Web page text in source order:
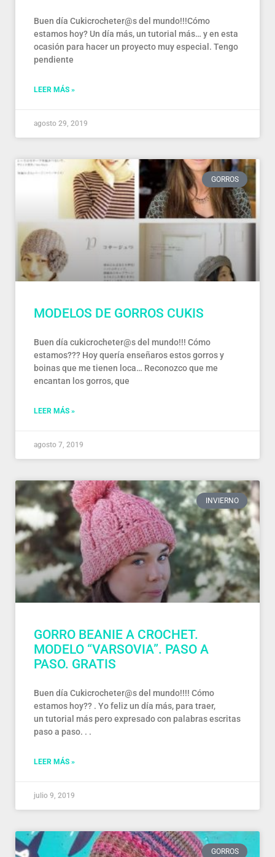
Buen día Cukicrocheter@s del mundo!!!Cómo
estamos hoy? Un día más, un tutorial más… y en esta
ocasión para hacer un proyecto muy especial. Tengo
pendiente
LEER MÁS »
agosto 29, 2019
GORROS
MODELOS DE GORROS CUKIS
Buen día cukicrocheter@s del mundo!!! Cómo
estamos??? Hoy quería enseñaros estos gorros y
boinas que me tienen loca… Reconozco que me
encantan los gorros, que
LEER MÁS »
agosto 7, 2019
INVIERNO
GORRO BEANIE A CROCHET.
MODELO “VARSOVIA”. PASO A
PASO. GRATIS
Buen día Cukicrocheter@s del mundo!!!! Cómo
estamos hoy?? . Yo feliz un día más, para traer,
un tutorial más pero expresado con palabras escritas
paso a paso. . .
LEER MÁS »
julio 9, 2019
GORROS